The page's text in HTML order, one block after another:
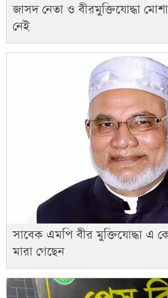
জাসদ নেতা ও বীরমুক্তিযোদ্ধা
নেই
সাবেক এমপি বীর মুক্তিযোদ্ধা এ
মারা গেছেন